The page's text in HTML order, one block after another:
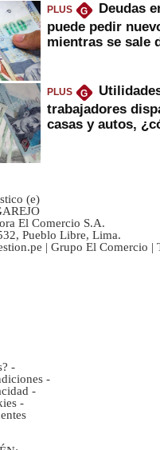
PLUS G
Deudas
puede pedir
mientras se sale
PLUS G
trabajadores
casas y autos,
(e)
El Comercio S.A.
Pueblo Libre, Lima.
| Grupo El Comercio |
-
-
-
-